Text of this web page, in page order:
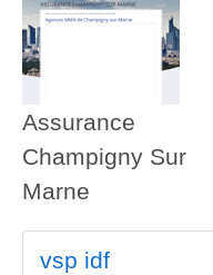
Assurance
Champigny Sur
Marne
vsp idf